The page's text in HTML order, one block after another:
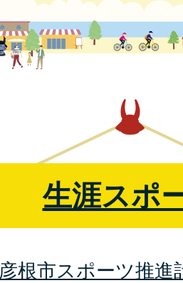
生涯スポ
彦根市スポーツ推進